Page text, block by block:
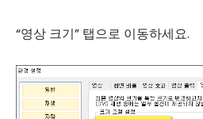
“영상 크기” 탭으로 이동하세요.